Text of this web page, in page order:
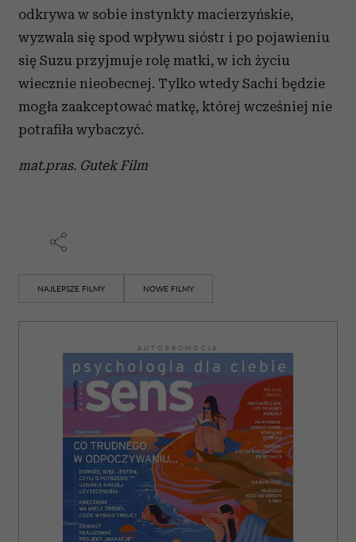
odkrywa w sobie instynkty macierzyńskie,
wyzwala się spod wpływu sióstr i po pojawieniu
się Suzu przyjmuje rolę matki, w ich życiu
wiecznie nieobecnej. Tylko wtedy Sachi będzie
mogła zaakceptować matkę, której wcześniej nie
potrafiła wybaczyć.
mat.pras. Gutek Film
NAJLEPSZE FILMY NOWE FILMY
AUTOPROMOCJA